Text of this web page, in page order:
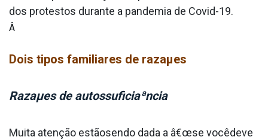
dos protestos durante a pandemia de Covid-19.
Â
Dois tipos familiares de razaµes
Razaµes de autossuficiaªncia
Muita atenção estãosendo dada a â€œse vocêdeve